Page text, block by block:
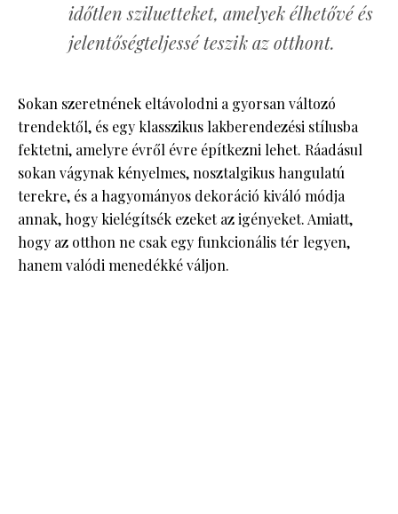
időtlen sziluetteket, amelyek élhetővé és
jelentőségteljessé teszik az otthont.
Sokan szeretnének eltávolodni a gyorsan változó
trendektől, és egy klasszikus lakberendezési stílusba
fektetni, amelyre évről évre építkezni lehet. Ráadásul
sokan vágynak kényelmes, nosztalgikus hangulatú
terekre, és a hagyományos dekoráció kiváló módja
annak, hogy kielégítsék ezeket az igényeket. Amiatt,
hogy az otthon ne csak egy funkcionális tér legyen,
hanem valódi menedékké váljon.